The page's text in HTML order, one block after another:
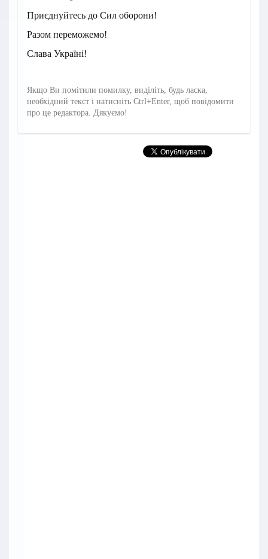
Приєднуйтесь до Сил оборони!
Разом переможемо!
Слава Україні!
Якщо Ви помітили помилку, виділіть, будь ласка,
необхідний текст і натисніть Ctrl+Enter, щоб повідомити
про це редактора. Дякуємо!